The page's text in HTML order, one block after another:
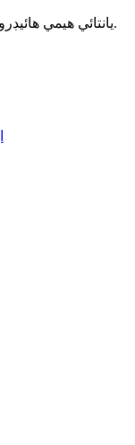
يانتائي هيمي هائيڊروولڪ مشينري سامان ڪمپني لميٽيڊ ۾ ڀليڪار.